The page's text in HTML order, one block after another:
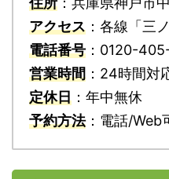
アクセス ：各線「三
電話番号 ：0120-
営業時間 ：24時間対
定休日 ：年中無休
予約方法：電話/Web